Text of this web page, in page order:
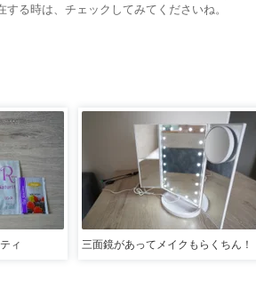
る時は、チェックしてみてくださいね。
ィ 三面鏡があってメイクもらくちん！